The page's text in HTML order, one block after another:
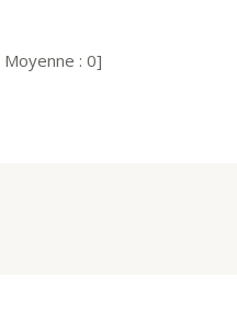
Moyenne :0]